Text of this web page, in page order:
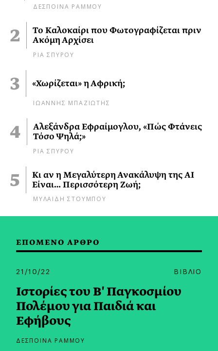
ΔΕΣΠΟΙΝΑ ΡΑΜΜΟΥ
Το Καλοκαίρι που Φωτογραφίζεται πριν
Ακόμη Αρχίσει
ΡΙΑ ΣΠΥΡΟΥ
«Χωρίζεται» η Αφρική;
ΙΩΑΝΝΗΣ ΜΠΑΖΙΩΤΗΣ
Αλεξάνδρα Εφραίμογλου, «Πώς Φτάνεις
Τόσο Ψηλά;»
ΡΙΑ ΣΠΥΡΟΥ
Κι αν η Μεγαλύτερη Ανακάλυψη της AI
Είναι… Περισσότερη Ζωή;
ΜΥΛΑΙΔΗ ΣΤΟΥΜΠΟΥ
ΕΠΟΜΕΝΟ ΑΡΘΡΟ
21/10/22 ΒΙΒΛΙΟ
Ιστορίες του Β' Παγκοσμίου
Πολέμου για Παιδιά και
Εφήβους
ΔΕΣΠΟΙΝΑ ΡΑΜΜΟΥ